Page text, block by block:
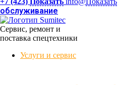
обслуживание
Сервис, ремонт и
поставка спецтехники
Услуги и сервис